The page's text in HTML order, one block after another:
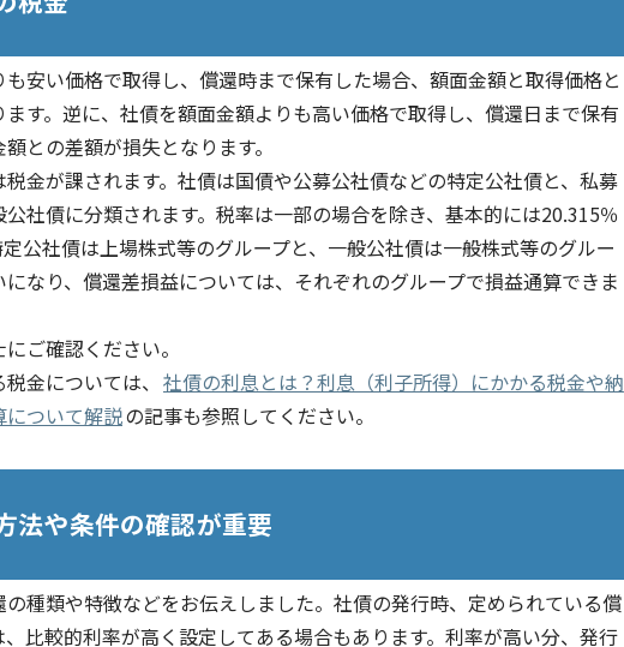
安い価格で取得し、償還時まで保有した場合、額面金額と取得価格と
す。逆に、社債を額面金額よりも高い価格で取得し、償還日まで保有
との差額が損失となります。
金が課されます。社債は国債や公募公社債などの特定公社債と、私募
社債に分類されます。税率は一部の場合を除き、基本的には20.315％
公社債は上場株式等のグループと、一般公社債は一般株式等のグルー
なり、償還差損益については、それぞれのグループで損益通算できま
ご確認ください。
金については、 社債の利息とは？利息（利子所得）にかかる税金や納
ついて解説の記事も参照してください。
法や条件の確認が重要
の種類や特徴などをお伝えしました。社債の発行時、定められている償
比較的利率が高く設定してある場合もあります。利率が高い分、発行